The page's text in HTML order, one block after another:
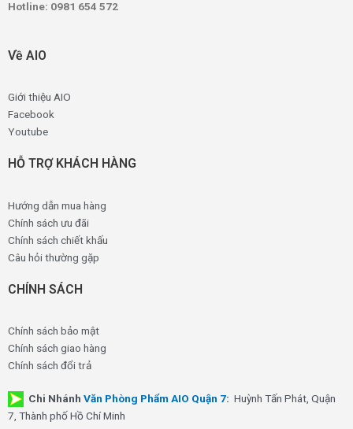
Hotline: 0981 654 572
Về AIO
Giới thiệu AIO
Facebook
Youtube
HỖ TRỢ KHÁCH HÀNG
Hướng dẫn mua hàng
Chính sách ưu đãi
Chính sách chiết khấu
Câu hỏi thường gặp
CHÍNH SÁCH
Chính sách bảo mật
Chính sách giao hàng
Chính sách đổi trả
Chi Nhánh Văn Phòng Phẩm AIO Quận 7: Huỳnh Tấn Phát, Quận
7, Thành phố Hồ Chí Minh